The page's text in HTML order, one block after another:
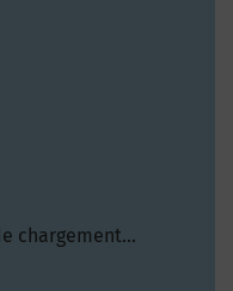
chargement...